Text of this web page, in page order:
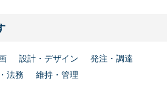
設計・デザイン
発注・調達
法務
維持・管理